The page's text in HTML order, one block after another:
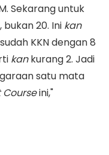
Sekarang untuk
bukan 20. Ini kan
KKN dengan 8
kankurang 2. Jadi
satu mata
ini,"